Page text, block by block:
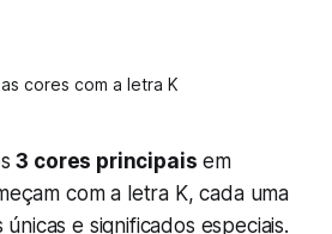
cores com a letra K
3 cores principais em
com a letra K, cada uma
e significados especiais.